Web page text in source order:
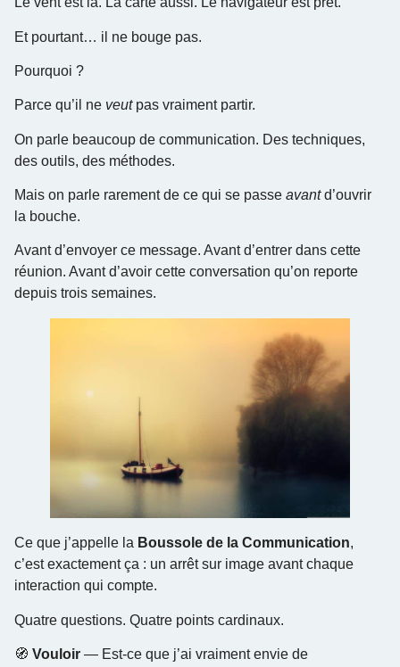
Et pourtant… il ne bouge pas.
Pourquoi ?
Parce qu’il ne veutpas vraiment partir.
On parle beaucoup de communication. Des techniques,
des outils, des méthodes.
Mais on parle rarement de ce qui se passe avantd’ouvrir
la bouche.
Avant d’envoyer ce message. Avant d’entrer dans cette
réunion. Avant d’avoir cette conversation qu’on reporte
depuis trois semaines.
Ce que j’appelle la Boussole de la Communication,
c’est exactement ça : un arrêt sur image avant chaque
interaction qui compte.
Quatre questions. Quatre points cardinaux.
🧭 Vouloir — Est-ce que j’ai vraiment envie de